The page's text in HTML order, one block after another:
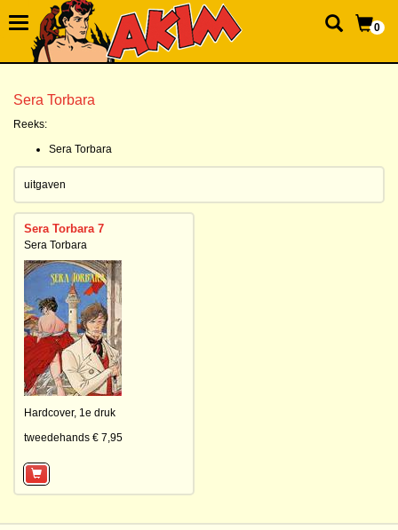
0
Sera Torbara
Reeks:
Sera Torbara
uitgaven
Sera Torbara 7
Sera Torbara
Hardcover, 1e druk
tweedehands € 7,95